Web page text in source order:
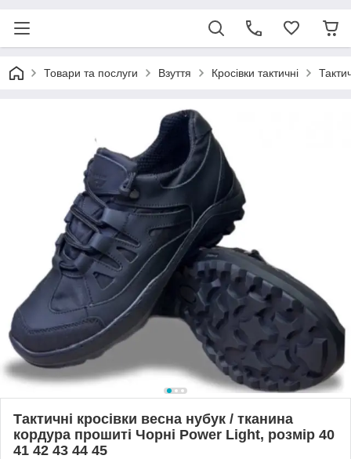
Товари та послуги Взуття Кросівки тактичні
Тактичні кросівки весна нубук / тканина
кордура прошиті Чорні Power Light, розмір 40
41 42 43 44 45